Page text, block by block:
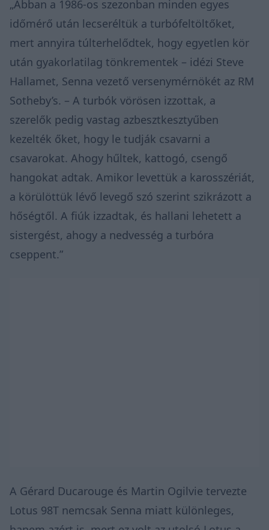
„Abban a 1986-os szezonban minden egyes
időmérő után lecseréltük a turbófeltöltőket,
mert annyira túlterhelődtek, hogy egyetlen kör
után gyakorlatilag tönkrementek – idézi Steve
Hallamet, Senna vezető versenymérnökét az RM
Sotheby’s. – A turbók vörösen izzottak, a
szerelők pedig vastag azbesztkesztyűben
kezelték őket, hogy le tudják csavarni a
csavarokat. Ahogy hűltek, kattogó, csengő
hangokat adtak. Amikor levettük a karosszériát,
a körülöttük lévő levegő szó szerint szikrázott a
hőségtől. A fiúk izzadtak, és hallani lehetett a
sistergést, ahogy a nedvesség a turbóra
cseppent.”
A Gérard Ducarouge és Martin Ogilvie tervezte
Lotus 98T nemcsak Senna miatt különleges,